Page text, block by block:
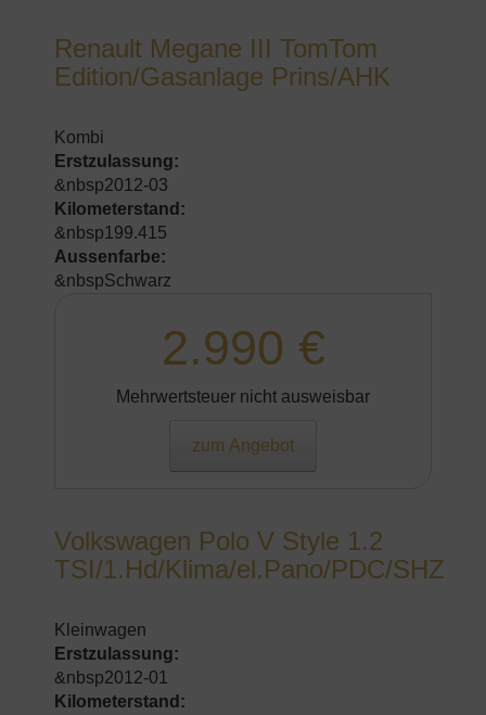
Renault Megane III TomTom
Edition/Gasanlage Prins/AHK
Kombi
Erstzulassung:
&nbsp2012-03
Kilometerstand:
&nbsp199.415
Aussenfarbe:
&nbspSchwarz
2.990 €
Mehrwertsteuer nicht ausweisbar
zum Angebot
Volkswagen Polo V Style 1.2
TSI/1.Hd/Klima/el.Pano/PDC/SHZ
Kleinwagen
Erstzulassung:
&nbsp2012-01
Kilometerstand: